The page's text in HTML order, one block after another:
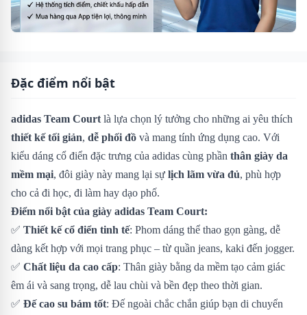
Đặc điểm nổi bật
adidas Team Court là lựa chọn lý tưởng cho những ai yêu thích
thiết kế tối giản, dễ phối đồ và mang tính ứng dụng cao. Với
kiểu dáng cổ điển đặc trưng của adidas cùng phần thân giày da
mềm mại, đôi giày này mang lại sự lịch lãm vừa đủ, phù hợp
cho cả đi học, đi làm hay dạo phố.
Điểm nổi bật của giày adidas Team Court:
✅ Thiết kế cổ điển tinh tế: Phom dáng thể thao gọn gàng, dễ
dàng kết hợp với mọi trang phục – từ quần jeans, kaki đến jogger.
✅ Chất liệu da cao cấp: Thân giày bằng da mềm tạo cảm giác
êm ái và sang trọng, dễ lau chùi và bền đẹp theo thời gian.
✅ Đế cao su bám tốt: Đế ngoài chắc chắn giúp bạn di chuyển